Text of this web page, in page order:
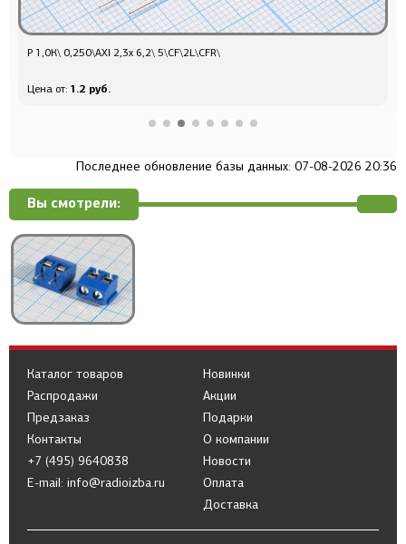
Р 1,0К\ 0,250\AXI 2,3x 6,2\ 5\CF\2L\CFR\
Цена от: 1.2 руб.
Последнее обновление базы данных: 07-08-2026 20:36
Вы смотрели:
Каталог товаров
Распродажи
Предзаказ
Новинки
Акции
Подарки
Контакты
+7 (495) 9640838
E-mail: info@radioizba.ru
О компании
Новости
Оплата
Доставка